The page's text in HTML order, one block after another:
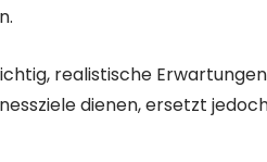
realistische
dienen, ersetzt